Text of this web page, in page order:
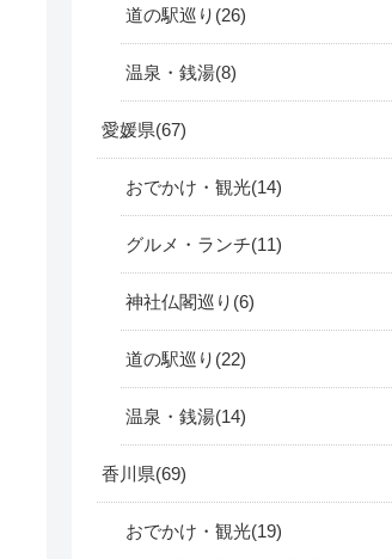
道の駅巡り 26
温泉・銭湯 8
愛媛県 67
おでかけ・観光 14
グルメ・ランチ 11
神社仏閣巡り 6
道の駅巡り 22
温泉・銭湯 14
香川県 69
おでかけ・観光 19